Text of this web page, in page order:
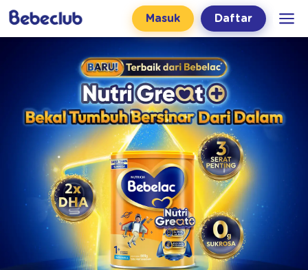
Masuk Daftar